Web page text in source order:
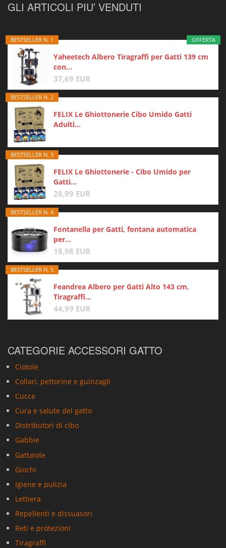
GLI ARTICOLI PIU’ VENDUTI
OFFERTA
BESTSELLER N. 1
Yaheetech Albero Tiragraffi per Gatti 139 cm
con...
37,69 EUR
BESTSELLER N. 2
FELIX Le Ghiottonerie Cibo Umido Gatti
Adulti...
BESTSELLER N. 3
FELIX Le Ghiottonerie - Cibo Umido per
Gatti...
28,99 EUR
BESTSELLER N. 4
Fontanella per Gatti, fontana automatica
per...
18,98 EUR
BESTSELLER N. 5
Feandrea Albero per Gatti Alto 143 cm,
Tiragraffi...
44,99 EUR
CATEGORIE ACCESSORI GATTO
Ciotole
Collari, pettorine e guinzagli
Cucce
Cura e salute del gatto
Distributori di cibo
Gabbie
Gattaiole
Giochi
Igiene e pulizia
Lettiera
Repellenti e dissuasori
Reti e protezioni
Tiragraffi